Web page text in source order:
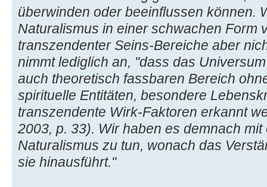
überwinden oder beeinflussen können.
Naturalismus in einer schwachen Form
transzendenter Seins-Bereiche aber
nimmt lediglich an, "dass das
auch theoretisch fassbaren Bereich
spirituelle Entitäten, besondere
transzendente Wirk-Faktoren erkannt
2003, p. 33). Wir haben es demnach
Naturalismus zu tun, wonach das
sie hinausführt."